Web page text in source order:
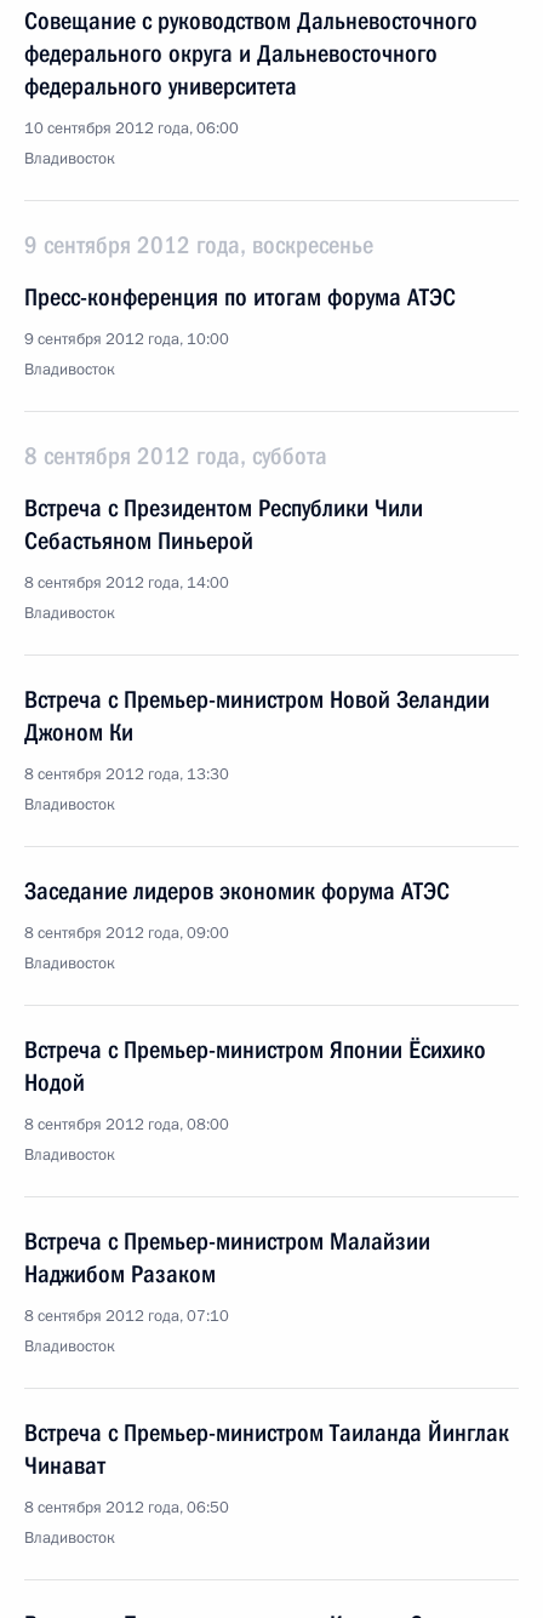
Совещание с руководством Дальневосточного
федерального округа и Дальневосточного
федерального университета
10 сентября 2012 года, 06:00
Владивосток
9 сентября 2012 года, воскресенье
Пресс-конференция по итогам форума АТЭС
9 сентября 2012 года, 10:00
Владивосток
8 сентября 2012 года, суббота
Встреча с Президентом Республики Чили
Себастьяном Пиньерой
8 сентября 2012 года, 14:00
Владивосток
Встреча с Премьер-министром Новой Зеландии
Джоном Ки
8 сентября 2012 года, 13:30
Владивосток
Заседание лидеров экономик форума АТЭС
8 сентября 2012 года, 09:00
Владивосток
Встреча с Премьер-министром Японии Ёсихико
Нодой
8 сентября 2012 года, 08:00
Владивосток
Встреча с Премьер-министром Малайзии
Наджибом Разаком
8 сентября 2012 года, 07:10
Владивосток
Встреча с Премьер-министром Таиланда Йинглак
Чинават
8 сентября 2012 года, 06:50
Владивосток